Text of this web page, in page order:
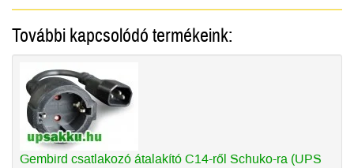
További kapcsolódó termékeink:
Gembird csatlakozó átalakító C14-ről Schuko-ra (UPS